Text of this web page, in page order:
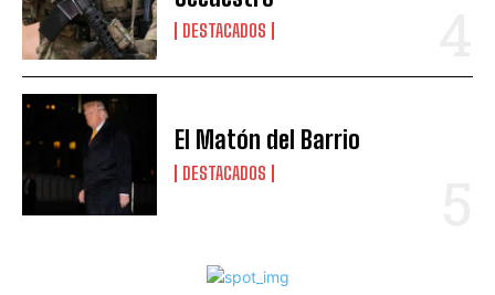
DESTACADOS
El Matón del Barrio
DESTACADOS